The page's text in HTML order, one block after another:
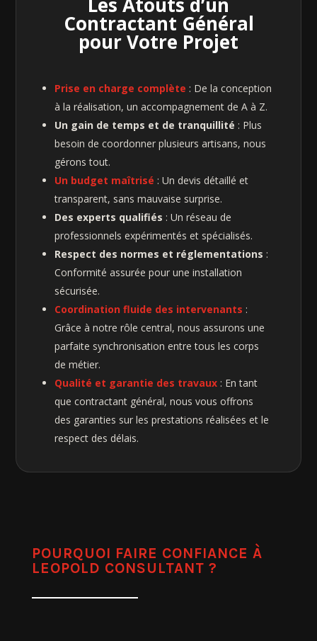
Contractant Général
pour Votre Projet
Prise en charge complète : De la conception
à la réalisation, un accompagnement de A à Z.
Un gain de temps et de tranquillité : Plus
besoin de coordonner plusieurs artisans, nous
gérons tout.
Un budget maîtrisé : Un devis détaillé et
transparent, sans mauvaise surprise.
Des experts qualifiés : Un réseau de
professionnels expérimentés et spécialisés.
Respect des normes et réglementations :
Conformité assurée pour une installation
sécurisée.
Coordination fluide des intervenants :
Grâce à notre rôle central, nous assurons une
parfaite synchronisation entre tous les corps
de métier.
Qualité et garantie des travaux : En tant
que contractant général, nous vous offrons
des garanties sur les prestations réalisées et le
respect des délais.
POURQUOI FAIRE CONFIANCE À
LEOPOLD CONSULTANT ?